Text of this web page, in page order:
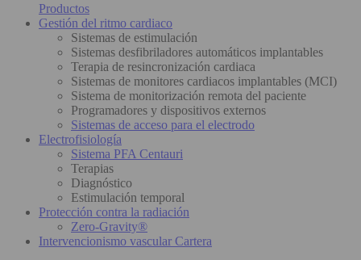
Productos
Gestión del ritmo cardiaco
Sistemas de estimulación
Sistemas desfibriladores automáticos implantables
Terapia de resincronización cardiaca
Sistemas de monitores cardiacos implantables (MCI)
Sistema de monitorización remota del paciente
Programadores y dispositivos externos
Sistemas de acceso para el electrodo
Electrofisiología
Sistema PFA Centauri
Terapias
Diagnóstico
Estimulación temporal
Protección contra la radiación
Zero-Gravity®
Intervencionismo vascular Cartera